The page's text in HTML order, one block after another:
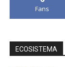
Fans
ECOSISTEMA